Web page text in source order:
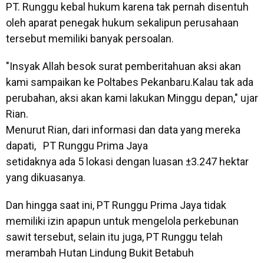
PT. Runggu kebal hukum karena tak pernah disentuh
oleh aparat penegak hukum sekalipun perusahaan
tersebut memiliki banyak persoalan.
"Insyak Allah besok surat pemberitahuan aksi akan
kami sampaikan ke Poltabes Pekanbaru.Kalau tak ada
perubahan, aksi akan kami lakukan Minggu depan," ujar
Rian.
Menurut Rian, dari informasi dan data yang mereka
dapati, PT Runggu Prima Jaya
setidaknya ada 5 lokasi dengan luasan ±3.247 hektar
yang dikuasanya.
Dan hingga saat ini, PT Runggu Prima Jaya tidak
memiliki izin apapun untuk mengelola perkebunan
sawit tersebut, selain itu juga, PT Runggu telah
merambah Hutan Lindung Bukit Betabuh